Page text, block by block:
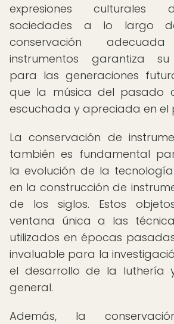
expresiones culturales
sociedades a lo largo
conservación
instrumentos garantiza su
para las generaciones
que la música del pasado
escuchada y apreciada en el
La conservación de
también es fundamental
la evolución de la
en la construcción de
de los siglos. Estos
ventana única a las
utilizados en épocas
invaluable para la
el desarrollo de la luthería
general.
Además, la